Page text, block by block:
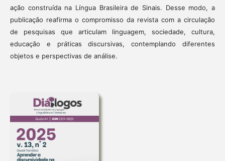
ação construída na Língua Brasileira de Sinais. Desse modo, a
publicação reafirma o compromisso da revista com a circulação
de pesquisas que articulam linguagem, sociedade, cultura,
educação e práticas discursivas, contemplando diferentes
objetos e perspectivas de análise.